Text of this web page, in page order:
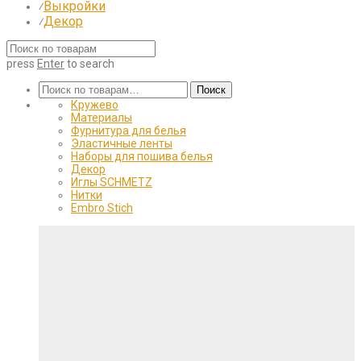
⁄Выкройки
⁄Декор
press Enterto search
Искать:
Поиск
Кружево
Материалы
Фурнитура для белья
Эластичные ленты
Наборы для пошива белья
Декор
Иглы SCHMETZ
Нитки
Embro Stich